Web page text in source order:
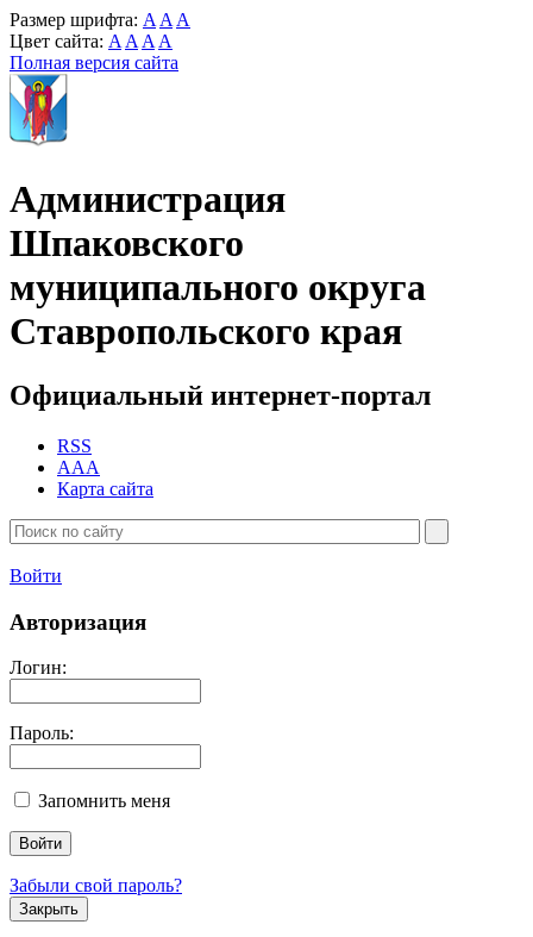
Размер шрифта: A A A
Цвет сайта: A A A A
Полная версия сайта
Администрация
Шпаковского
муниципального округа
Ставропольского края
Официальный интернет-портал
RSS
AAA
Карта сайта
Войти
Авторизация
Логин:
Пароль:
Запомнить меня
Забыли свой пароль?
Закрыть